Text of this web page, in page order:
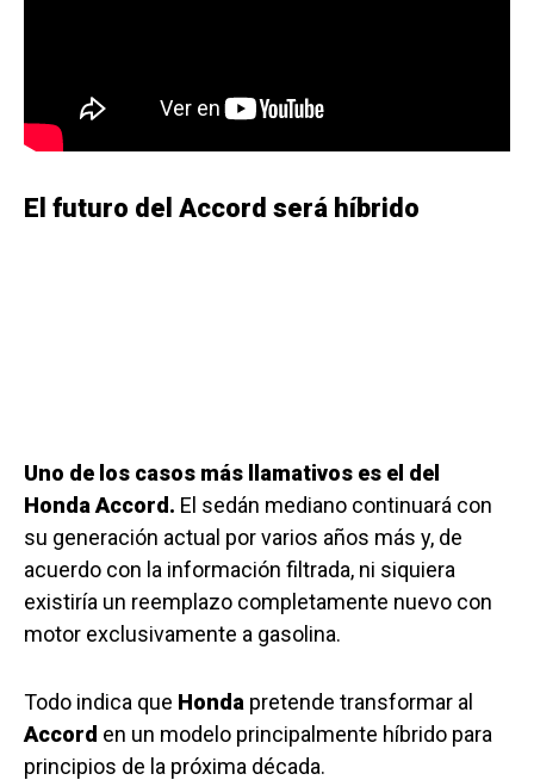
El futuro del Accord será híbrido
Uno de los casos más llamativos es el del
Honda Accord. El sedán mediano continuará con
su generación actual por varios años más y, de
acuerdo con la información filtrada, ni siquiera
existiría un reemplazo completamente nuevo con
motor exclusivamente a gasolina.
Todo indica que Honda pretende transformar al
Accord en un modelo principalmente híbrido para
principios de la próxima década.